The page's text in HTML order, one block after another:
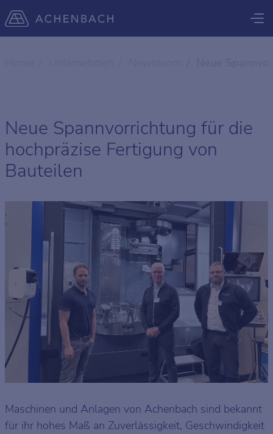
Neue Spannvorrichtung für die
hochpräzise Fertigung von
Bauteilen
Maschinen und Anlagen von Achenbach sind bekannt
für ihr hohes Maß an Zuverlässigkeit, Geschwindigkeit